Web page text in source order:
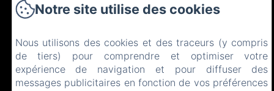
Logements
Restaurant
Contact
EN
FR ES IT DE ZH-CN
Notre site utilise des cookies
Nous utilisons des cookies et des traceurs (y compris
de tiers) pour comprendre et optimiser votre
expérience de navigation et pour diffuser des
messages publicitaires en fonction de vos préférences